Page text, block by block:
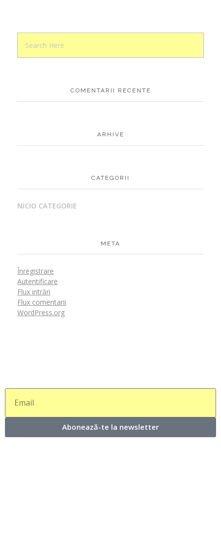
COMENTARII RECENTE
ARHIVE
CATEGORII
NICIO CATEGORIE
META
Înregistrare
Autentificare
Flux intrări
Flux comentarii
WordPress.org
Abonează-te la newsletter